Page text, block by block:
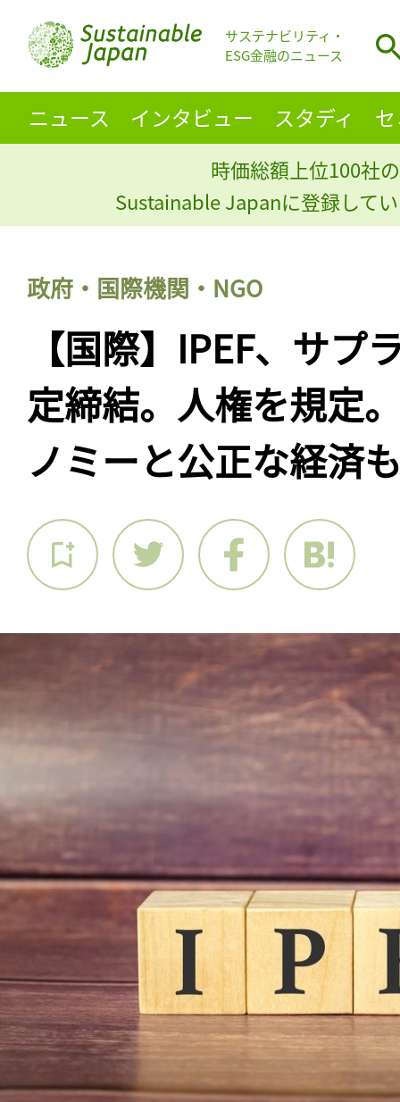
サステナビリティ・
ESG金融のニュース
ニュース インタビュー スタディ
時価総額上位100社
Sustainable Japanに登録して
政府・国際機関・NGO
【国際】IPEF、サプ
定締結。人権を規定
ノミーと公正な経済